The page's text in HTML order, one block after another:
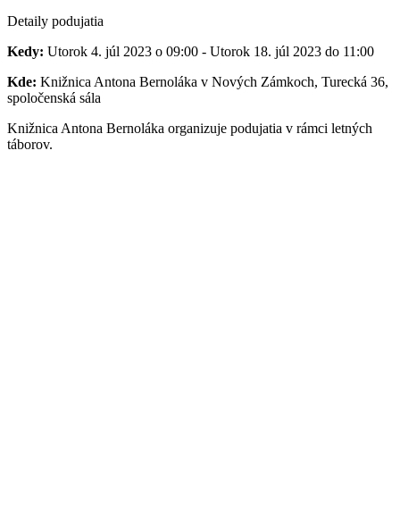
Detaily podujatia
Kedy: Utorok 4. júl 2023 o 09:00 - Utorok 18. júl 2023 do 11:00
Kde: Knižnica Antona Bernoláka v Nových Zámkoch, Turecká 36,
spoločenská sála
Knižnica Antona Bernoláka organizuje podujatia v rámci letných
táborov.